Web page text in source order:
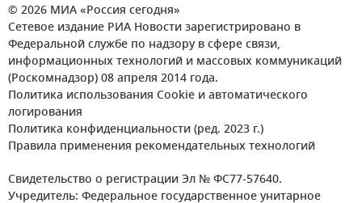
© 2026 МИА «Россия сегодня»
Сетевое издание РИА Новости зарегистрировано в
Федеральной службе по надзору в сфере связи,
информационных технологий и массовых коммуникаций
(Роскомнадзор) 08 апреля 2014 года.
Политика использования Cookie и автоматического
логирования
Политика конфиденциальности (ред. 2023 г.)
Правила применения рекомендательных технологий
Свидетельство о регистрации Эл № ФС77-57640.
Учредитель: Федеральное государственное унитарное